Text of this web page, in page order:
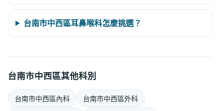
台南市中西區耳鼻喉科怎麼挑選？
台南市中西區其他科別
台南市中西區內科 台南市中西區外科